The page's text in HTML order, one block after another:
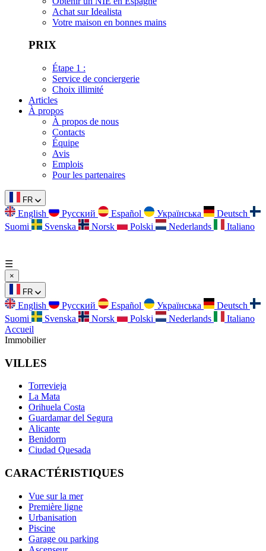
Achat sur Idealista
Votre maison en bonnes mains
PRIX
Étape 1 :
Service de conciergerie
Choix illimité
Articles
À propos
À propos de nous
Contacts
Équipe
Avis
Emplois
Pour les partenaires
FR
English Русский Español Українська
Deutsch
Suomi
Svenska Norsk Polski Nederlands Italiano
☰
×
FR
English Русский Español Українська
Deutsch
Suomi
Svenska Norsk Polski Nederlands
Italiano
Accueil
Immobilier
VILLES
Torrevieja
La Mata
Orihuela Costa
Guardamar del Segura
Alicante
Benidorm
Ciudad Quesada
CARACTÉRISTIQUES
Vue sur la mer
Première ligne
Urbanisation
Piscine
Garage ou parking